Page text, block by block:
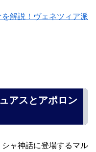
解説！ヴェネツィア派
アスとアポロン
ャ神話に登場するマル